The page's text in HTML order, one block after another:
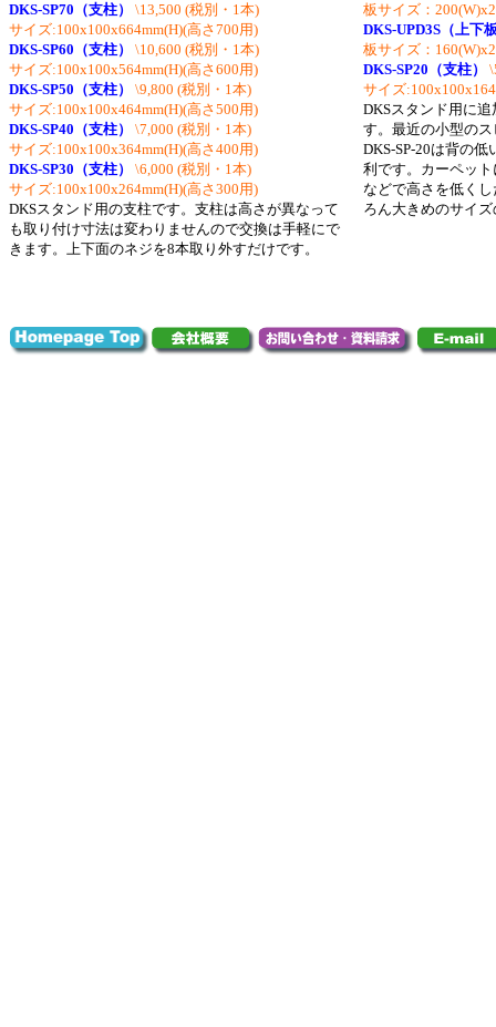
DKS-SP70（支柱） \13,500 (税別・1本)
サイズ:100x100x664mm(H)(高さ700用)
DKS-SP60（支柱） \10,600 (税別・1本)
サイズ:100x100x564mm(H)(高さ600用)
DKS-SP50（支柱） \9,800 (税別・1本)
サイズ:100x100x464mm(H)(高さ500用)
DKS-SP40（支柱） \7,000 (税別・1本)
サイズ:100x100x364mm(H)(高さ400用)
DKS-SP30（支柱） \6,000 (税別・1本)
サイズ:100x100x264mm(H)(高さ300用)
DKSスタンド用の支柱です。支柱は高さが異なって
も取り付け寸法は変わりませんので交換は手軽にで
きます。上下面のネジを8本取り外すだけです。
板サイズ：
DKS-UPD3S（上下
板サイズ：
DKS-SP20（支柱）
サイズ
DKSスタンド用に
す。最近の小型の
DKS-SP-20は背の
利です。カーペッ
などで高さを低く
ろん大きめのサイ